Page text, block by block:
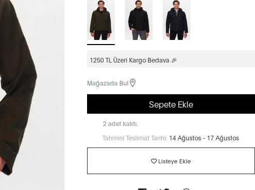
1250 TL Üzeri Kargo Bedava 🎉
Mağazada Bul
Sepete Ekle
2 adet kaldı.
Tahmini Teslimat Tarihi: 14 Ağustos - 17 Ağustos
Listeye Ekle